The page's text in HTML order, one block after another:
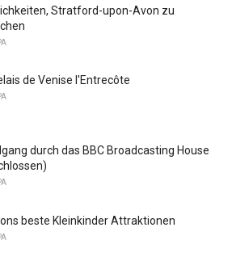
Stratford-upon-Avon zu
de Venise l'Entrecôte
durch das BBC Broadcasting House
beste Kleinkinder Attraktionen